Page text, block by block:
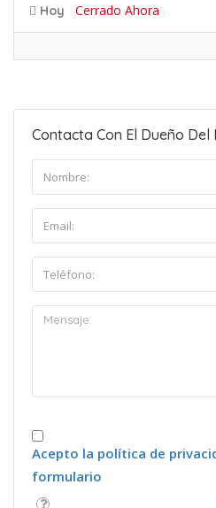
Hoy Cerrado Ahora
Contacta Con El Dueño Del
Acepto la política de
formulario